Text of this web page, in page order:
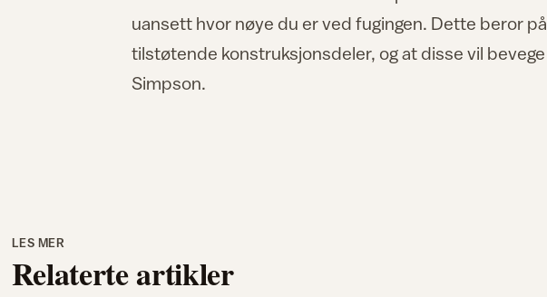
uansett hvor nøye du er ved fugingen. Dette beror
tilstøtende konstruksjonsdeler, og at disse vil
Simpson.
LES MER
Relaterte artikler